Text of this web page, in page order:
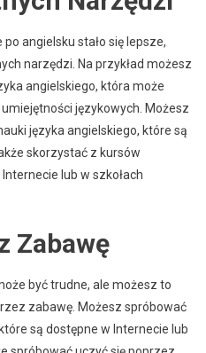
angielsku stało się lepsze,
narzędzi. Na przykład możesz
angielskiego, która może
językowych. Możesz
języka angielskiego, które są
skorzystać z kursów
lub w szkołach
Zabawę
być trudne, ale możesz to
zabawę. Możesz spróbować
są dostępne w Internecie lub